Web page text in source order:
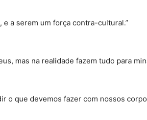
a serem um força contra-cultural.”
mas na realidade fazem tudo para
o que devemos fazer com nossos